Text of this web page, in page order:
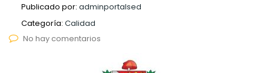
Publicado por: adminportalsed
Categoría: Calidad
No hay comentarios